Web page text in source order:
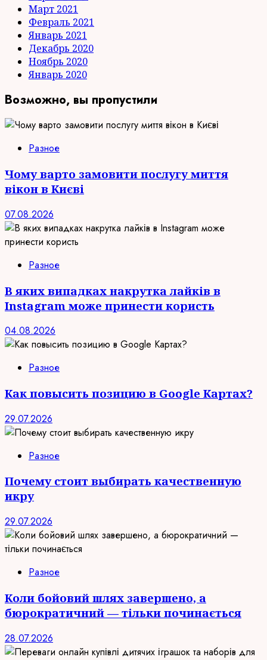
Март 2021
Февраль 2021
Январь 2021
Декабрь 2020
Ноябрь 2020
Январь 2020
Возможно, вы пропустили
Разное
Чому варто замовити послугу миття
вікон в Києві
07.08.2026
Разное
В яких випадках накрутка лайків в
Instagram може принести користь
04.08.2026
Разное
Как повысить позицию в Google Картах?
29.07.2026
Разное
Почему стоит выбирать качественную
икру
29.07.2026
Разное
Коли бойовий шлях завершено, а
бюрократичний — тільки починається
28.07.2026